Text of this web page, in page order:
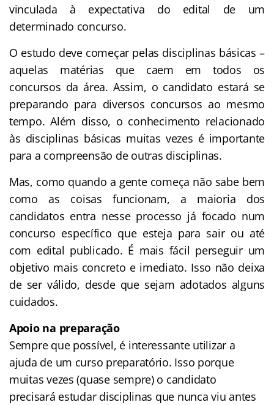
vinculada à expectativa do edital de um
determinado concurso.
O estudo deve começar pelas disciplinas básicas –
aquelas matérias que caem em todos os
concursos da área. Assim, o candidato estará se
preparando para diversos concursos ao mesmo
tempo. Além disso, o conhecimento relacionado
às disciplinas básicas muitas vezes é importante
para a compreensão de outras disciplinas.
Mas, como quando a gente começa não sabe bem
como as coisas funcionam, a maioria dos
candidatos entra nesse processo já focado num
concurso específico que esteja para sair ou até
com edital publicado. É mais fácil perseguir um
objetivo mais concreto e imediato. Isso não deixa
de ser válido, desde que sejam adotados alguns
cuidados.
Apoio na preparação
Sempre que possível, é interessante utilizar a
ajuda de um curso preparatório. Isso porque
muitas vezes (quase sempre) o candidato
precisará estudar disciplinas que nunca viu antes